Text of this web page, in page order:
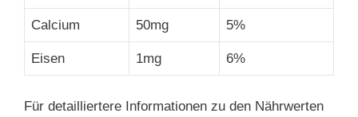
Calcium 50mg 5%
Eisen 1mg 6%
Für detailliertere Informationen zu den Nährwerten